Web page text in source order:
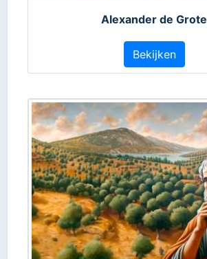
Alexander de Grote
Bekijken